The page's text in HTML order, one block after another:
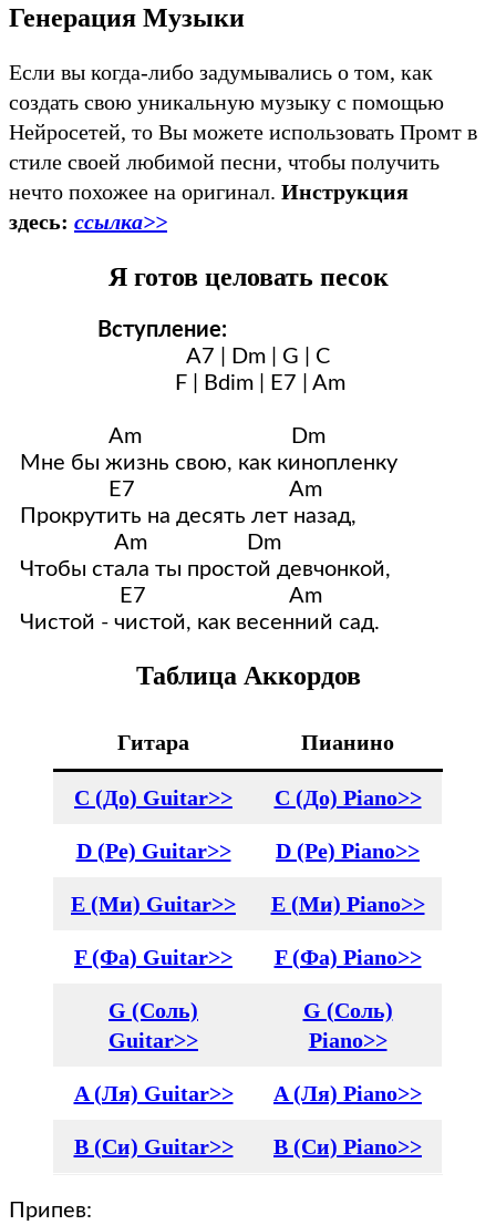
Генерация Музыки
Если вы когда-либо задумывались о том, как
создать свою уникальную музыку с помощью
Нейросетей, то Вы можете использовать Промт в
стиле своей любимой песни, чтобы получить
нечто похожее на оригинал. Инструкция
здесь: ссылка>>
Я готов целовать песок
Вступление:
                                A7 | Dm | G | C
                              F | Bdim | E7 | Am
                  Am                           Dm
  Мне бы жизнь свою, как кинопленку
                  E7                            Am
  Прокрутить на десять лет назад,
                   Am                  Dm
  Чтобы стала ты простой девчонкой,
                    E7                          Am
  Чистой - чистой, как весенний сад.
Таблица Аккордов
Гитара Пианино
C (До) Guitar>> C (До) Piano>>
D (Ре) Guitar>> D (Ре) Piano>>
E (Ми) Guitar>> E (Ми) Piano>>
F (Фа) Guitar>> F (Фа) Piano>>
G (Соль)
Guitar>>
G (Соль)
Piano>>
A (Ля) Guitar>> A (Ля) Piano>>
B (Си) Guitar>> B (Си) Piano>>
Припев: